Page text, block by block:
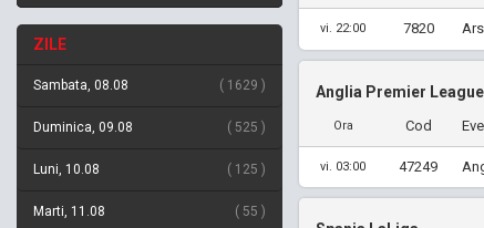
ZILE
Sambata, 08.08 1629
Duminica, 09.08 525
Luni, 10.08 125
Marti, 11.08 55
vi. 22:00 7820
Anglia Premier
Ora Cod
vi. 03:00 47249